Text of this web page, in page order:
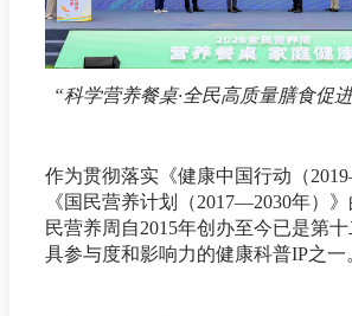
“科学营养餐桌·全民高质量膳食促
作为贯彻落实《健康中国行动（
《国民营养计划（2017—2030年）
民营养周自2015年创办至今已是第
具参与度和影响力的健康科普IP之一